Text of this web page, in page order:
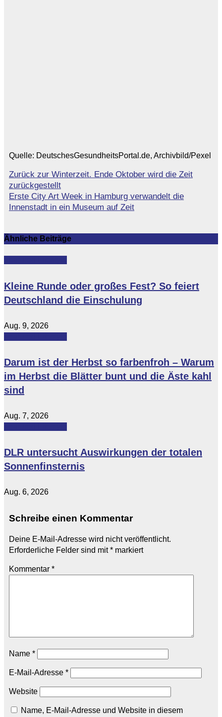
Quelle: DeutschesGesundheitsPortal.de, Archivbild/Pexel
Beitragsnavigation
Zurück zur Winterzeit. Ende Oktober wird die Zeit
zurückgestellt
Erste City Art Week in Hamburg verwandelt die
Innenstadt in ein Museum auf Zeit
Ähnliche Beiträge
Kleine Runde oder großes Fest? So feiert
Deutschland die Einschulung
Aug. 9, 2026
Darum ist der Herbst so farbenfroh – Warum
im Herbst die Blätter bunt und die Äste kahl
sind
Aug. 7, 2026
DLR untersucht Auswirkungen der totalen
Sonnenfinsternis
Aug. 6, 2026
Schreibe einen Kommentar
Deine E-Mail-Adresse wird nicht veröffentlicht.
Erforderliche Felder sind mit* markiert
Kommentar *
Name *
E-Mail-Adresse *
Website
Name, E-Mail-Adresse und Website in diesem